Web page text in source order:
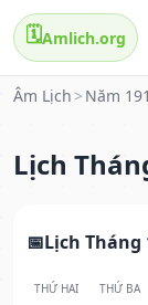
🗓️Amlich.org
Âm Lịch > Năm
Lịch
Lịch Tháng
THỨ HAI THỨ BA